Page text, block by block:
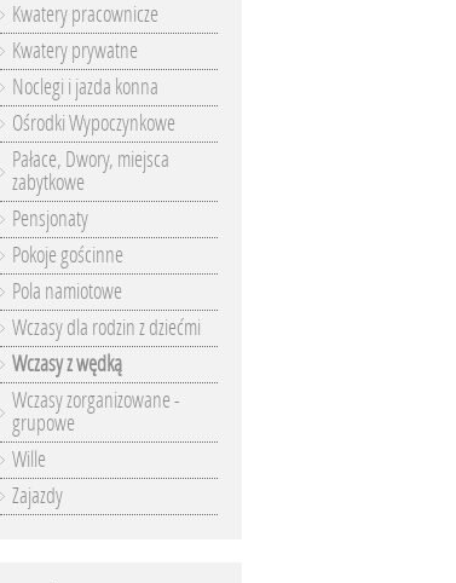
Kwatery pracownicze
Kwatery prywatne
Noclegi i jazda konna
Ośrodki Wypoczynkowe
Pałace, Dwory, miejsca
zabytkowe
Pensjonaty
Pokoje gościnne
Pola namiotowe
Wczasy dla rodzin z dziećmi
Wczasy z wędką
Wczasy zorganizowane -
grupowe
Wille
Zajazdy